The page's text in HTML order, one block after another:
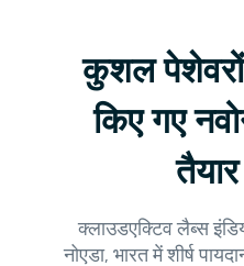
कुशल पेशेवरों
किए गए
क्लाउडएक्टिव लैब्स
नोएडा, भारत में शीर्ष